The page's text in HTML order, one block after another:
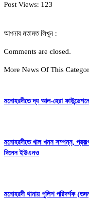
Post Views: 123
আপনার মতামত লিখুন :
Comments are closed.
More News Of This
মনোহরদীতে দ্য আল-হেরা
মনোহরদীতে খাল খনন সম্পন্ন,
দিলেন ইউএনও
মনোহরদী থানায় পুলিশ পরিদর্শক